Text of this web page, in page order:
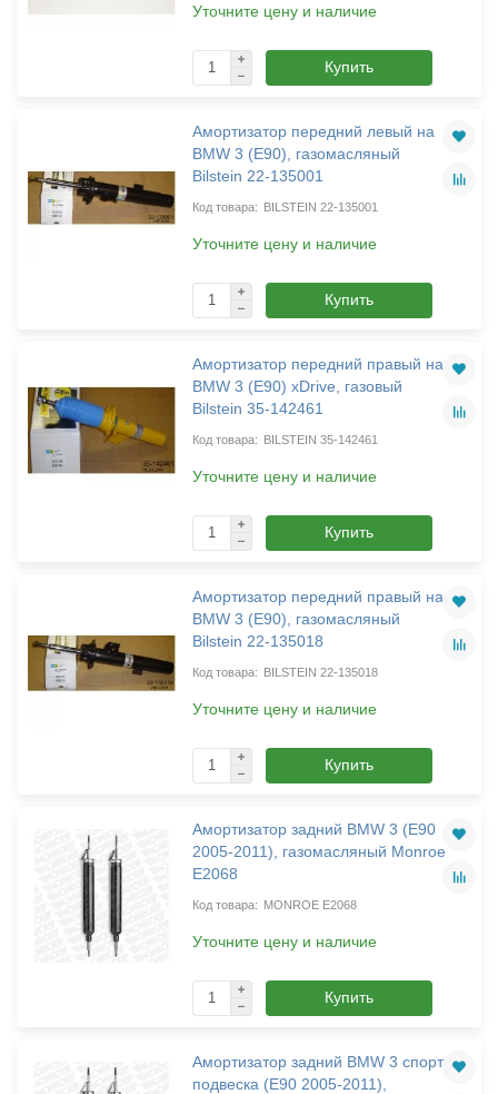
Уточните цену и наличие
Купить
Амортизатор передний левый на
BMW 3 (E90), газомасляный
Bilstein 22-135001
BILSTEIN 22-135001
Уточните цену и наличие
Купить
Амортизатор передний правый на
BMW 3 (E90) xDrive, газовый
Bilstein 35-142461
BILSTEIN 35-142461
Уточните цену и наличие
Купить
Амортизатор передний правый на
BMW 3 (E90), газомасляный
Bilstein 22-135018
BILSTEIN 22-135018
Уточните цену и наличие
Купить
Амортизатор задний BMW 3 (E90
2005-2011), газомасляный Monroe
E2068
MONROE E2068
Уточните цену и наличие
Купить
Амортизатор задний BMW 3 спорт
подвеска (E90 2005-2011),